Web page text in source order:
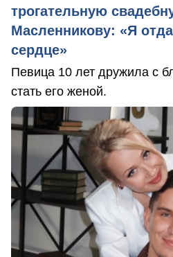
трогательную
Масленникову: «Я
сердце»
Певица 10 лет дружила с
стать его женой.